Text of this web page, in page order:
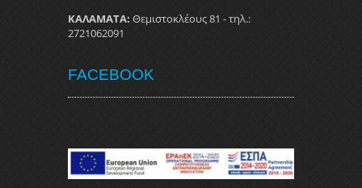
ΚΑΛΑΜΑΤΑ: Θεμιστοκλέους 81 - τηλ.:
2721062091
FACEBOOK